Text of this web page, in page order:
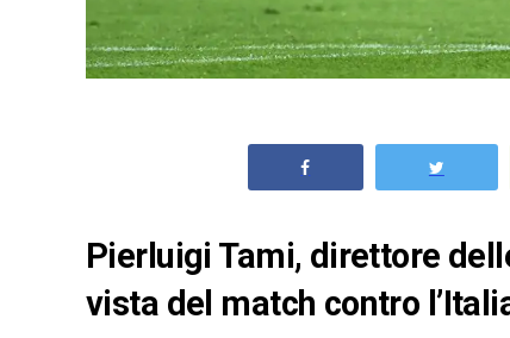
Pierluigi Tami, direttore
vista del match contro